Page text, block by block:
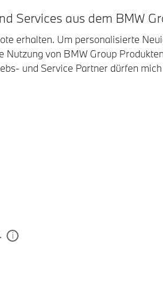
Services aus dem BMW
erhalten. Um personalisierte
von BMW Group
und Service Partner dürfen